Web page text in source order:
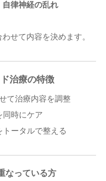
自律神経の乱れ
せて内容を決めます。
治療の特徴
て治療内容を調整
同時にケア
ータルで整える
なっている方